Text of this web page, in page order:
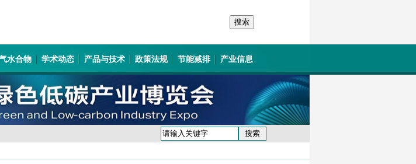
水合物 学术动态 产品与技术 政策法规 节能减排 产业信息